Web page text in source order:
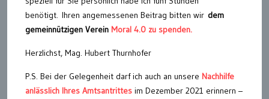
benötigt. Ihren angemessenen Beitrag bitten wir dem
gemeinnützigen Verein Moral 4.0 zu spenden.
Herzlichst, Mag. Hubert Thurnhofer
P.S. Bei der Gelegenheit darf ich auch an unsere Nachhilfe
anlässlich Ihres Amtsantrittes im Dezember 2021 erinnern –